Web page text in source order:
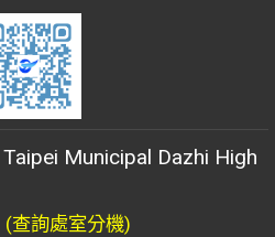
Taipei Municipal Dazhi High
(查詢處室分機)